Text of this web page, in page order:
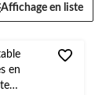
Affichage en liste
en